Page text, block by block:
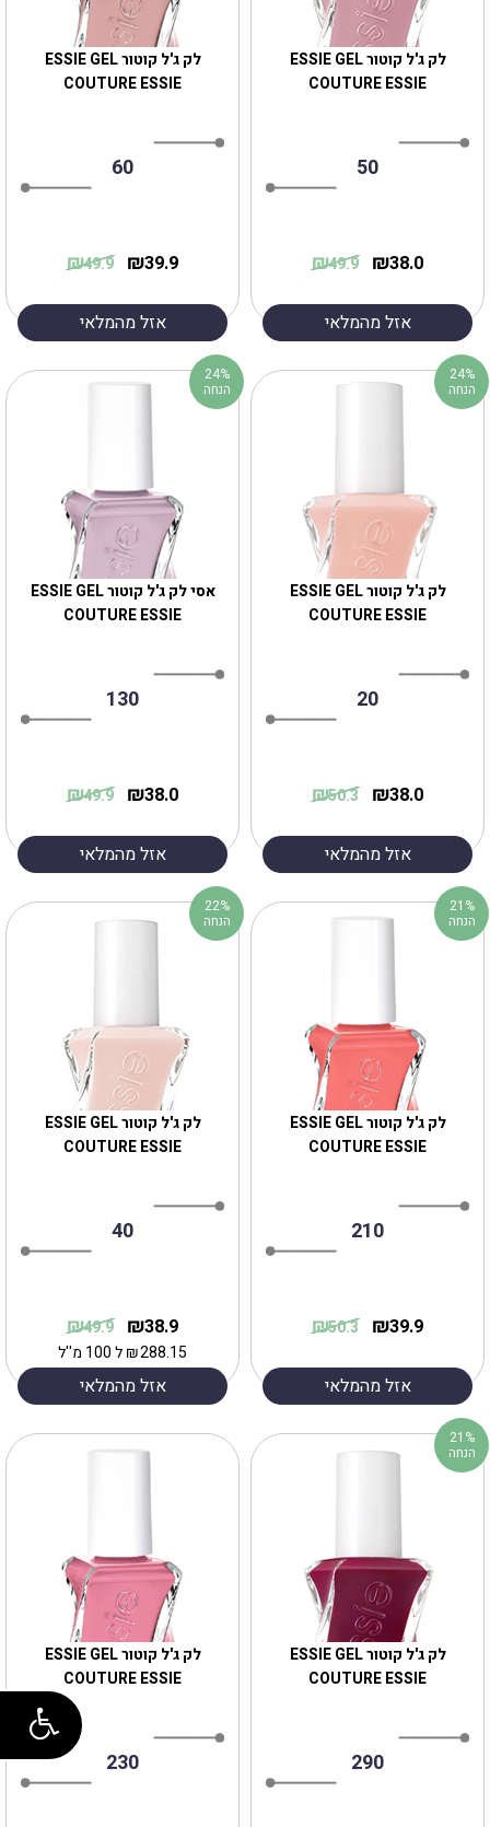
לק ג'ל קוטור ESSIE GEL
COUTURE ESSIE
60
39.9
₪
49.9
₪
אזל מהמלאי
לק ג'ל קוטור ESSIE GEL
COUTURE ESSIE
50
38.0
₪
49.9
₪
אזל מהמלאי
אסי לק ג'ל קוטור ESSIE GEL
COUTURE ESSIE
130
38.0
₪
49.9
₪
אזל מהמלאי
24%
הנחה
לק ג'ל קוטור ESSIE GEL
COUTURE ESSIE
20
38.0
₪
50.3
₪
אזל מהמלאי
24%
הנחה
לק ג'ל קוטור ESSIE GEL
COUTURE ESSIE
40
38.9
₪
49.9
₪
288.15
₪ל 100 מ''ל
אזל מהמלאי
22%
הנחה
לק ג'ל קוטור ESSIE GEL
COUTURE ESSIE
210
39.9
₪
50.3
₪
אזל מהמלאי
21%
הנחה
לק ג'ל קוטור ESSIE GEL
COUTURE ESSIE
230
לק ג'ל קוטור ESSIE GEL
COUTURE ESSIE
290
21%
הנחה